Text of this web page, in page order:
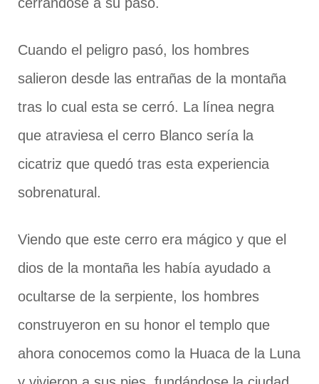
Cuando el peligro pasó, los hombres
salieron desde las entrañas de la montaña
tras lo cual esta se cerró. La línea negra
que atraviesa el cerro Blanco sería la
cicatriz que quedó tras esta experiencia
sobrenatural.
Viendo que este cerro era mágico y que el
dios de la montaña les había ayudado a
ocultarse de la serpiente, los hombres
construyeron en su honor el templo que
ahora conocemos como la Huaca de la Luna